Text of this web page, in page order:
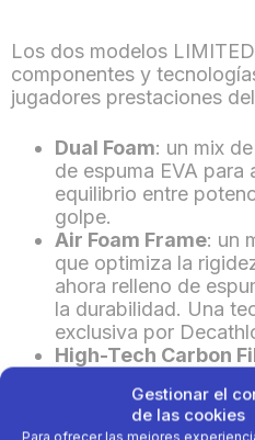
Gestionar el
de las cookies
Para ofrecer las mejores
Los dos modelos
componentes y
jugadores prestaciones
Dual Foam: un mix
de espuma EVA para
equilibrio entre
golpe.
Air Foam Frame: un
que optimiza la
ahora relleno de
la durabilidad. Una
exclusiva por
High-Tech Carbon
extremas en
compuesto que